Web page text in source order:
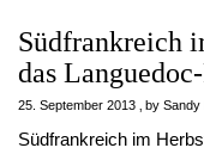
Südfrankreich
das
25. September 2013 by Sandy
Südfrankreich im